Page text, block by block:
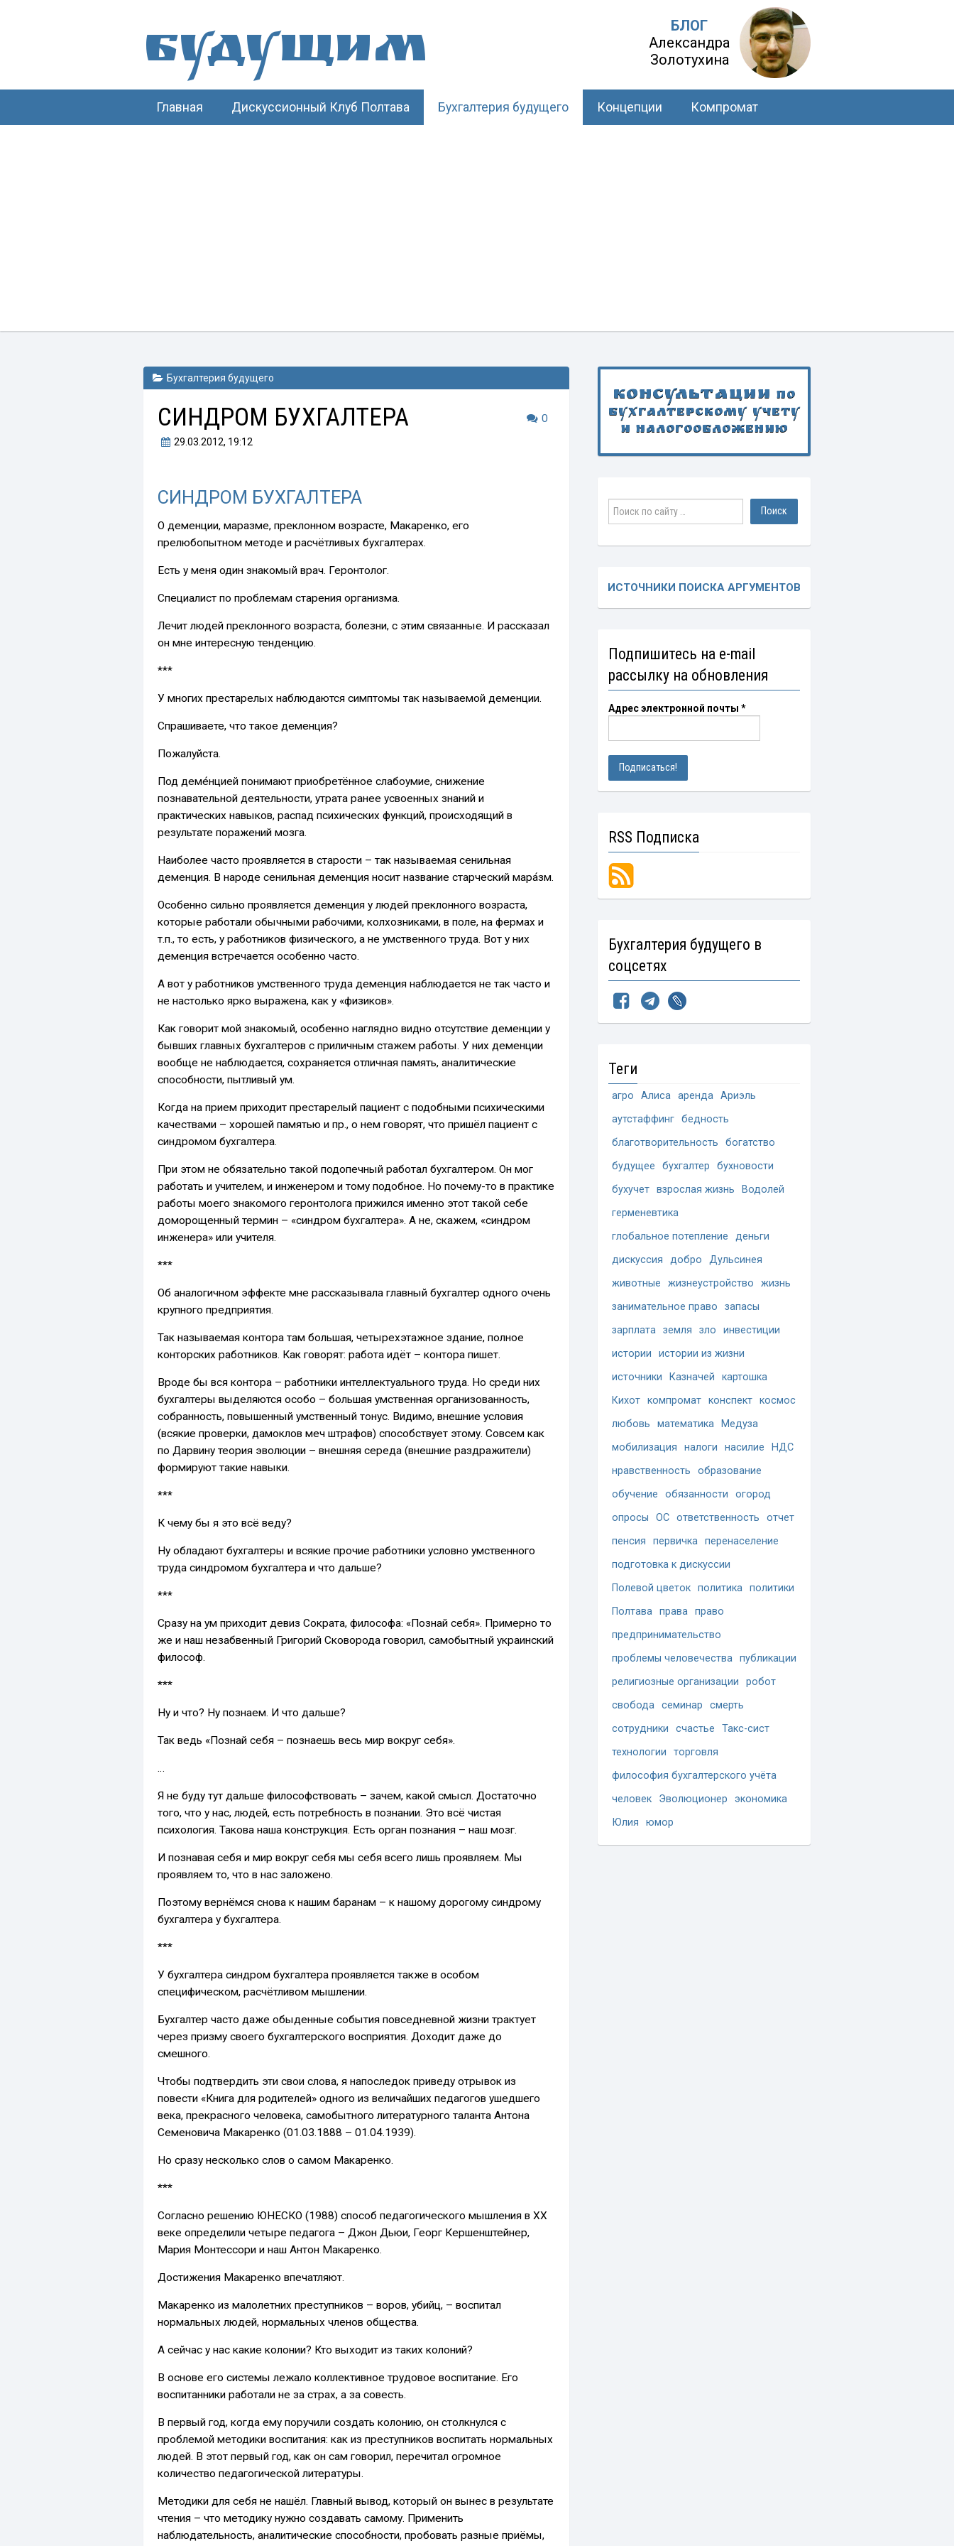
Будущим
БЛОГ
Александра
Золотухина
Главная Дискуссионный Клуб Полтава Бухгалтерия будущего Концепции Компромат
Бухгалтерия будущего
0
СИНДРОМ БУХГАЛТЕРА
29.03.2012, 19:12
СИНДРОМ БУХГАЛТЕРА
О деменции, маразме, преклонном возрасте, Макаренко, его
прелюбопытном методе и расчётливых бухгалтерах.
Есть у меня один знакомый врач. Геронтолог.
Специалист по проблемам старения организма.
Лечит людей преклонного возраста, болезни, с этим связанные. И рассказал
он мне интересную тенденцию.
***
У многих престарелых наблюдаются симптомы так называемой деменции.
Спрашиваете, что такое деменция?
Пожалуйста.
Под деме́нцией понимают приобретённое слабоумие, снижение
познавательной деятельности, утрата ранее усвоенных знаний и
практических навыков, распад психических функций, происходящий в
результате поражений мозга.
Наиболее часто проявляется в старости – так называемая сенильная
деменция. В народе сенильная деменция носит название старческий мара́зм.
Особенно сильно проявляется деменция у людей преклонного возраста,
которые работали обычными рабочими, колхозниками, в поле, на фермах и
т.п., то есть, у работников физического, а не умственного труда. Вот у них
деменция встречается особенно часто.
А вот у работников умственного труда деменция наблюдается не так часто и
не настолько ярко выражена, как у «физиков».
Как говорит мой знакомый, особенно наглядно видно отсутствие деменции у
бывших главных бухгалтеров с приличным стажем работы. У них деменции
вообще не наблюдается, сохраняется отличная память, аналитические
способности, пытливый ум.
Когда на прием приходит престарелый пациент с подобными психическими
качествами – хорошей памятью и пр., о нем говорят, что пришёл пациент с
синдромом бухгалтера.
При этом не обязательно такой подопечный работал бухгалтером. Он мог
работать и учителем, и инженером и тому подобное. Но почему-то в практике
работы моего знакомого геронтолога прижился именно этот такой себе
доморощенный термин – «синдром бухгалтера». А не, скажем, «синдром
инженера» или учителя.
***
Об аналогичном эффекте мне рассказывала главный бухгалтер одного очень
крупного предприятия.
Так называемая контора там большая, четырехэтажное здание, полное
конторских работников. Как говорят: работа идёт – контора пишет.
Вроде бы вся контора – работники интеллектуального труда. Но среди них
бухгалтеры выделяются особо – большая умственная организованность,
собранность, повышенный умственный тонус. Видимо, внешние условия
(всякие проверки, дамоклов меч штрафов) способствует этому. Совсем как
по Дарвину теория эволюции – внешняя середа (внешние раздражители)
формируют такие навыки.
***
К чему бы я это всё веду?
Ну обладают бухгалтеры и всякие прочие работники условно умственного
труда синдромом бухгалтера и что дальше?
***
Сразу на ум приходит девиз Сократа, философа: «Познай себя». Примерно то
же и наш незабвенный Григорий Сковорода говорил, самобытный украинский
философ.
***
Ну и что? Ну познаем. И что дальше?
Так ведь «Познай себя – познаешь весь мир вокруг себя».
…
Я не буду тут дальше философствовать – зачем, какой смысл. Достаточно
того, что у нас, людей, есть потребность в познании. Это всё чистая
психология. Такова наша конструкция. Есть орган познания – наш мозг.
И познавая себя и мир вокруг себя мы себя всего лишь проявляем. Мы
проявляем то, что в нас заложено.
Поэтому вернёмся снова к нашим баранам – к нашому дорогому синдрому
бухгалтера у бухгалтера.
***
У бухгалтера синдром бухгалтера проявляется также в особом
специфическом, расчётливом мышлении.
Бухгалтер часто даже обыденные события повседневной жизни трактует
через призму своего бухгалтерского восприятия. Доходит даже до
смешного.
Чтобы подтвердить эти свои слова, я напоследок приведу отрывок из
повести «Книга для родителей» одного из величайших педагогов ушедшего
века, прекрасного человека, самобытного литературного таланта Антона
Семеновича Макаренко (01.03.1888 – 01.04.1939).
Но сразу несколько слов о самом Макаренко.
***
Согласно решению ЮНЕСКО (1988) способ педагогического мышления в ХХ
веке определили четыре педагога – Джон Дьюи, Георг Кершенштейнер,
Мария Монтессори и наш Антон Макаренко.
Достижения Макаренко впечатляют.
Макаренко из малолетних преступников – воров, убийц, – воспитал
нормальных людей, нормальных членов общества.
А сейчас у нас какие колонии? Кто выходит из таких колоний?
В основе его системы лежало коллективное трудовое воспитание. Его
воспитанники работали не за страх, а за совесть.
В первый год, когда ему поручили создать колонию, он столкнулся с
проблемой методики воспитания: как из преступников воспитать нормальных
людей. В этот первый год, как он сам говорил, перечитал огромное
количество педагогической литературы.
Методики для себя не нашёл. Главный вывод, который он вынес в результате
чтения – что методику нужно создавать самому. Применить
наблюдательность, аналитические способности, пробовать разные приёмы,
Консультации по
бухгалтерскому учету
и налогообложению
ИСТОЧНИКИ ПОИСКА АРГУМЕНТОВ
Подпишитесь на e-mail
рассылку на обновления
Адрес электронной почты *
RSS Подписка
Бухгалтерия будущего в
соцсетях
Теги
агро Алиса аренда Ариэль
аутстаффинг бедность
благотворительность
богатство
будущее
бухгалтер
бухновости
бухучет взрослая жизнь
Водолей
герменевтика
глобальное потепление
деньги
дискуссия
добро
Дульсинея
животные
жизнеустройство
жизнь
занимательное право
запасы
зарплата земля зло
инвестиции
истории
истории из жизни
источники
Казначей
картошка
Кихот компромат конспект космос
любовь
математика
Медуза
мобилизация
налоги насилие
НДС
нравственность
образование
обучение
обязанности
огород
опросы
ОС ответственность
отчет
пенсия
первичка перенаселение
подготовка к дискуссии
Полевой цветок политика политики
Полтава права право
предпринимательство
проблемы человечества публикации
религиозные организации
робот
свобода семинар
смерть
сотрудники
счастье
Такс-сист
технологии
торговля
философия бухгалтерского учёта
человек
Эволюционер
экономика
Юлия
юмор